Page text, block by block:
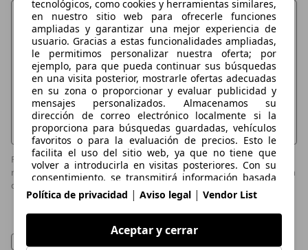
Por razones de seguridad y con motivo de prevenir el envío y
recepción de emails masivos no deseados, el contenido de su petición
de información será revisado.
datos referido en ladeclaración de
de AutoScout24. Puedo retirar
tecnológicos, como cookies y herramientas similares,
en nuestro sitio web para ofrecerle funciones
ampliadas y garantizar una mejor experiencia de
usuario. Gracias a estas funcionalidades ampliadas,
le permitimos personalizar nuestra oferta; por
ejemplo, para que pueda continuar sus búsquedas
en una visita posterior, mostrarle ofertas adecuadas
en su zona o proporcionar y evaluar publicidad y
mensajes personalizados. Almacenamos su
dirección de correo electrónico localmente si la
proporciona para búsquedas guardadas, vehículos
favoritos o para la evaluación de precios. Esto le
facilita el uso del sitio web, ya que no tiene que
volver a introducirla en visitas posteriores. Con su
consentimiento, se transmitirá información basada
en el uso a los concesionarios con los que contacte.
Los proveedores utilizan algunas
cookies/herramientas para almacenar la información
que proporciona al realizar consultas de
financiación durante 30 días y reutilizarla
Política de privacidad | Aviso legal | Vendor List
Aceptar y cerrar